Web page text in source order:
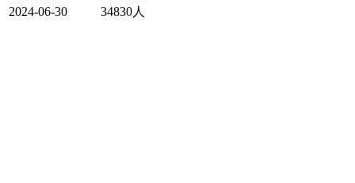
2024-06-30
34830人